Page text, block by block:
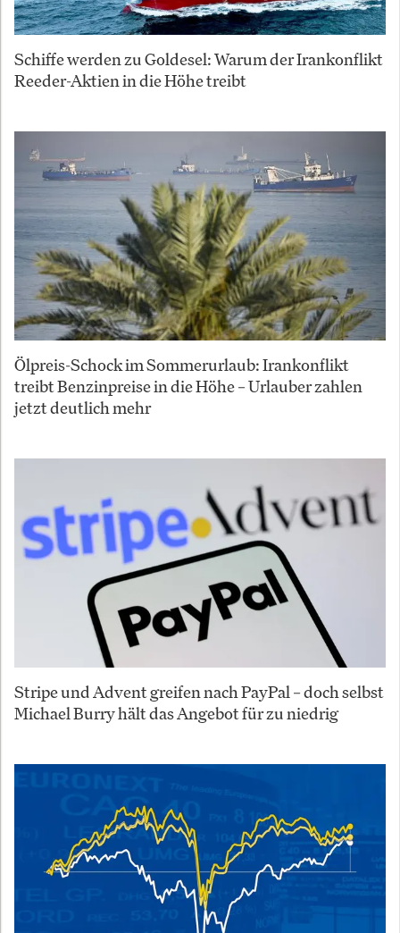
Schiffe werden zu Goldesel: Warum der Irankonflikt
Reeder-Aktien in die Höhe treibt
Ölpreis-Schock im Sommerurlaub: Irankonflikt
treibt Benzinpreise in die Höhe – Urlauber zahlen
jetzt deutlich mehr
Stripe und Advent greifen nach PayPal – doch selbst
Michael Burry hält das Angebot für zu niedrig